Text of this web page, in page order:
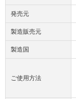
発売元
製造販売元
製造国
ご使用方法